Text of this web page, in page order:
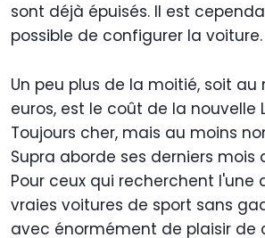
sont déjà épuisés. Il est
possible de configurer la voiture.
Un peu plus de la moitié, soit au
euros, est le coût de la nouvelle
Toujours cher, mais au moins
Supra aborde ses derniers mois
Pour ceux qui recherchent l'une
vraies voitures de sport sans
avec énormément de plaisir de